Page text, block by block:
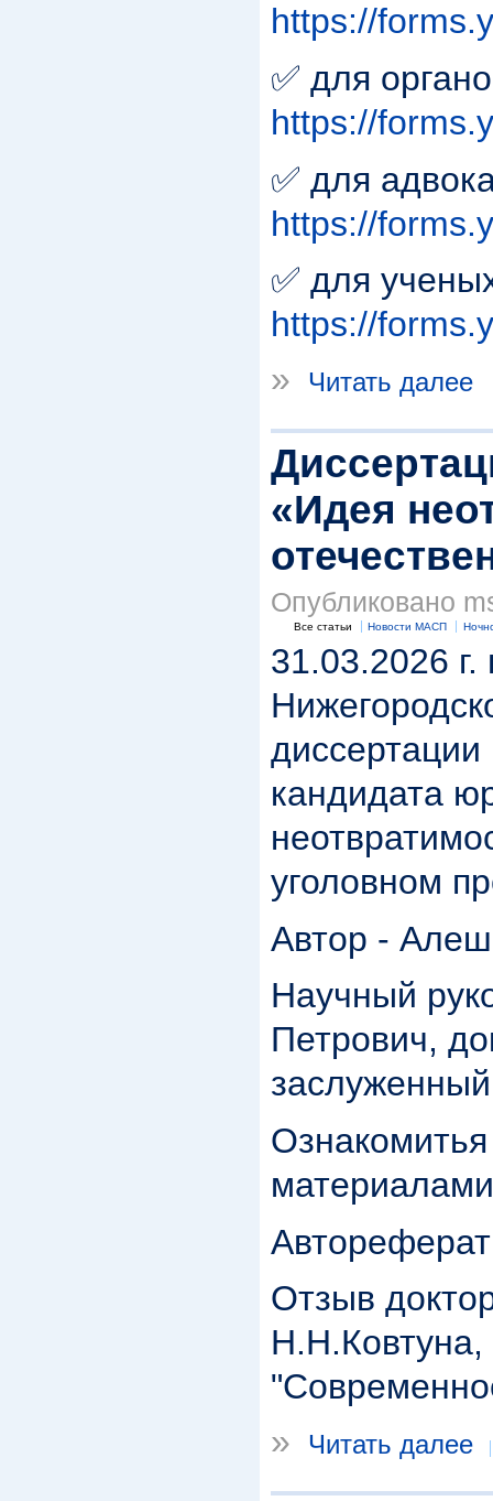
https://
✅ для
https://
✅ для
https://
✅ для
https://
»
Читать далее
«Идея
Опубликовано
Все статьи Новости МАСП
31.03.2026
кандидата
уголовном
Автор -
Научный
Петрович,
Отзыв
Н.Н.Ковтуна,
»
Читать далее